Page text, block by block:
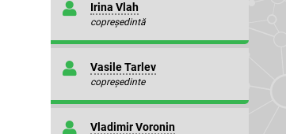
Irina Vlah
copreședintă
Vasile Tarlev
copreședinte
Vladimir Voronin